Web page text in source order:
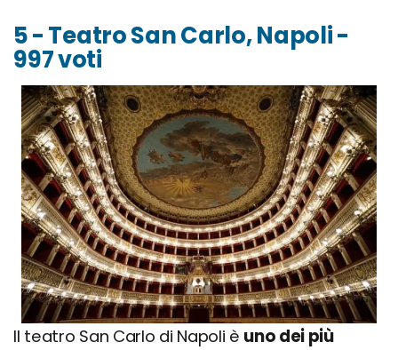
5 - Teatro San Carlo, Napoli -
997 voti
Il teatro San Carlo di Napoli è uno dei più